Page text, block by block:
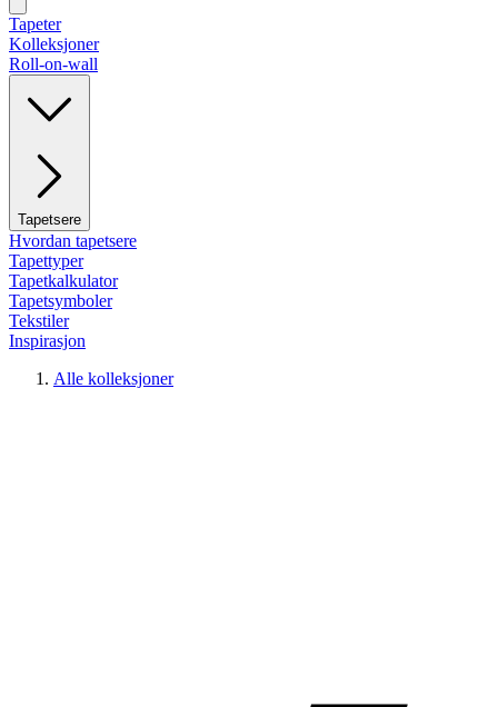
Tapeter
Kolleksjoner
Roll-on-wall
Tapetsere
Hvordan tapetsere
Tapettyper
Tapetkalkulator
Tapetsymboler
Tekstiler
Inspirasjon
Alle kolleksjoner